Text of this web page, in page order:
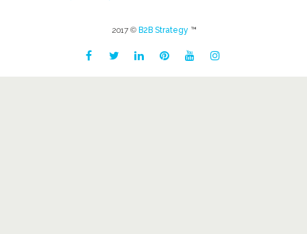
2017 © B2B Strategy ™